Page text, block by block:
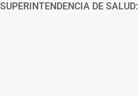
SUPERINTENDENCIA DE SALUD: